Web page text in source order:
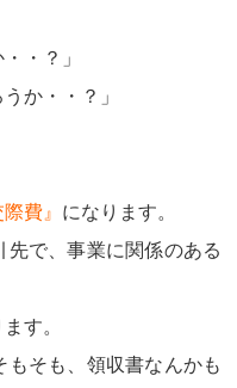
・？」
か・・？」
費』 になります。
で、事業に関係のある
す。
そも、領収書なんかも